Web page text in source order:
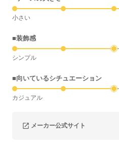
小さい
■装飾感
シンプル
■向いているシチュエーション
カジュアル
メーカー公式サイト